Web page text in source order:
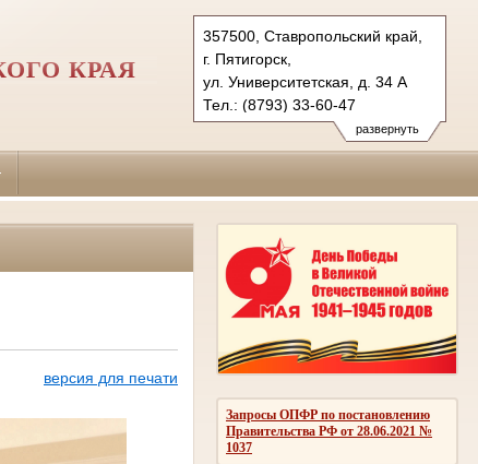
развернуть
357500, Ставропольский край,
г. Пятигорск,
ул. Университетская, д. 34 А
Тел.: (8793) 33-60-47
piatigorsky.stv@sudrf.ru
КРАЯ
Запросы ОПФР по постановлению
Правительства РФ от 28.06.2021 №
1037
версия для печати